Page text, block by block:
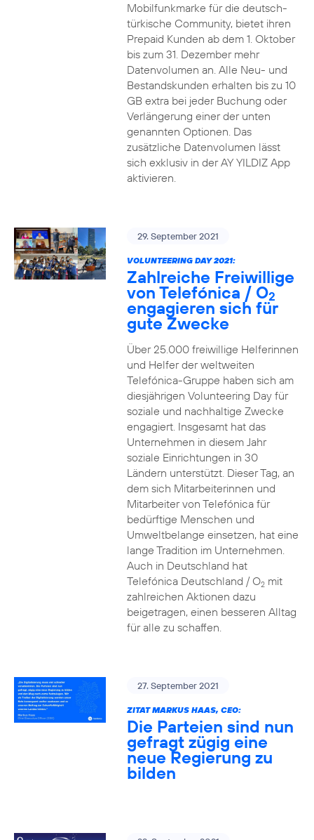
Mobilfunkmarke für die deutsch-
türkische Community, bietet ihren
Prepaid Kunden ab dem 1. Oktober
bis zum 31. Dezember mehr
Datenvolumen an. Alle Neu- und
Bestandskunden erhalten bis zu 10
GB extra bei jeder Buchung oder
Verlängerung einer der unten
genannten Optionen. Das
zusätzliche Datenvolumen lässt
sich exklusiv in der AY YILDIZ App
aktivieren.
29. September 2021
VOLUNTEERING DAY 2021:
Zahlreiche Freiwillige
von Telefónica / O2
engagieren sich für
gute Zwecke
Über 25.000 freiwillige Helferinnen
und Helfer der weltweiten
Telefónica-Gruppe haben sich am
diesjährigen Volunteering Day für
soziale und nachhaltige Zwecke
engagiert. Insgesamt hat das
Unternehmen in diesem Jahr
soziale Einrichtungen in 30
Ländern unterstützt. Dieser Tag, an
dem sich Mitarbeiterinnen und
Mitarbeiter von Telefónica für
bedürftige Menschen und
Umweltbelange einsetzen, hat eine
lange Tradition im Unternehmen.
Auch in Deutschland hat
Telefónica Deutschland / O2mit
zahlreichen Aktionen dazu
beigetragen, einen besseren Alltag
für alle zu schaffen.
27. September 2021
ZITAT MARKUS HAAS, CEO:
Die Parteien sind nun
gefragt zügig eine
neue Regierung zu
bilden